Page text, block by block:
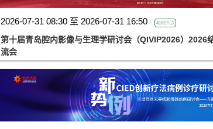
2026-07-31 08:30 至 2026-07-31 16:50 4102人次
第十届青岛腔内影像与生理学研讨会（QIVIP2026）2026
流会